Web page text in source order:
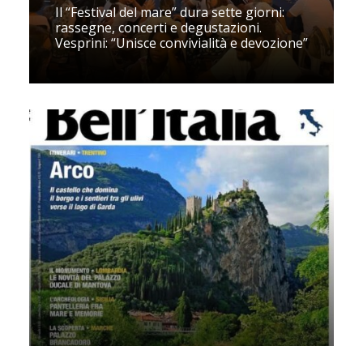
Il “Festival del mare” dura sette giorni:
rassegne, concerti e degustazioni.
Vesprini: “Unisce convivialità e devozione”